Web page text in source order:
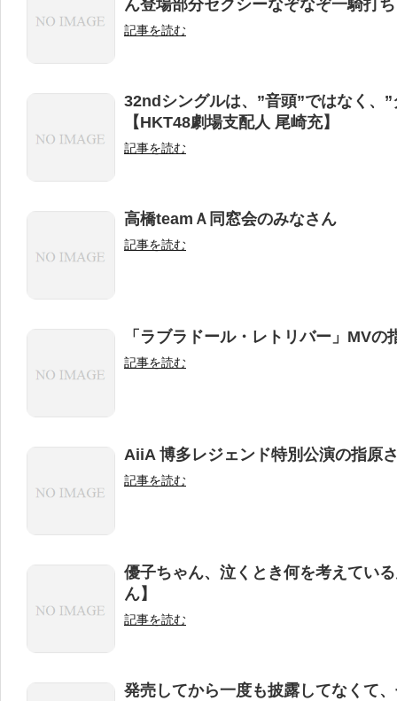
ん登場部分セクシーなぞなぞ一騎打
記事を読む
32ndシングルは、”音頭”ではなく、
【HKT48劇場支配人 尾崎充】
記事を読む
高橋teamＡ同窓会のみなさん
記事を読む
「ラブラドール・レトリバー」MVの
記事を読む
AiiA 博多レジェンド特別公演の指原
記事を読む
優子ちゃん、泣くとき何を考えてい
ん】
記事を読む
発売してから一度も披露してなくて